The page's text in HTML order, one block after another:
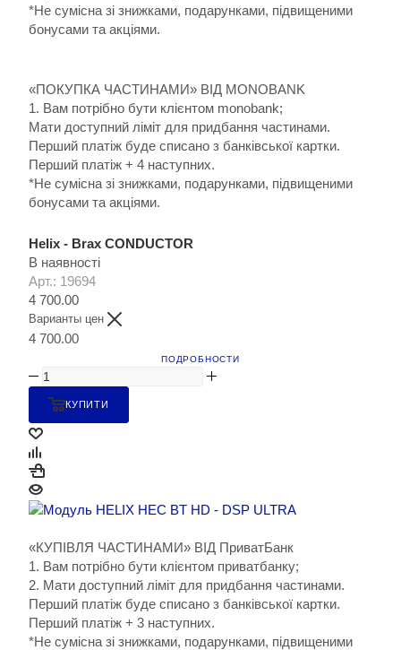
*Не сумісна зі знижками, подарунками, підвищеними
бонусами та акціями.
«ПОКУПКА ЧАСТИНАМИ» ВІД MONOBANK
1. Вам потрібно бути клієнтом monobank;
Мати доступний ліміт для придбання частинами.
Перший платіж буде списано з банківської картки.
Перший платіж + 4 наступних.
*Не сумісна зі знижками, подарунками, підвищеними
бонусами та акціями.
Helix - Brax CONDUCTOR
В наявності
Арт.: 19694
4 700.00
Варианты цен
4 700.00
ПОДРОБНОСТИ
КУПИТИ
«КУПІВЛЯ ЧАСТИНАМИ» ВІД ПриватБанк
1. Вам потрібно бути клієнтом приватбанку;
2. Мати доступний ліміт для придбання частинами.
Перший платіж буде списано з банківської картки.
Перший платіж + 3 наступних.
*Не сумісна зі знижками, подарунками, підвищеними